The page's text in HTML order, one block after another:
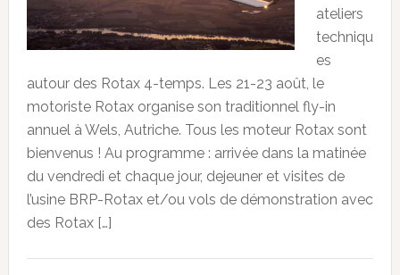
ateliers
techniqu
es
autour des Rotax 4-temps. Les 21-23 août, le
motoriste Rotax organise son traditionnel fly-in
annuel à Wels, Autriche. Tous les moteur Rotax sont
bienvenus ! Au programme : arrivée dans la matinée
du vendredi et chaque jour, dejeuner et visites de
l’usine BRP-Rotax et/ou vols de démonstration avec
des Rotax […]